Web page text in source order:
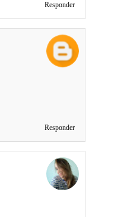
Responder
Responder